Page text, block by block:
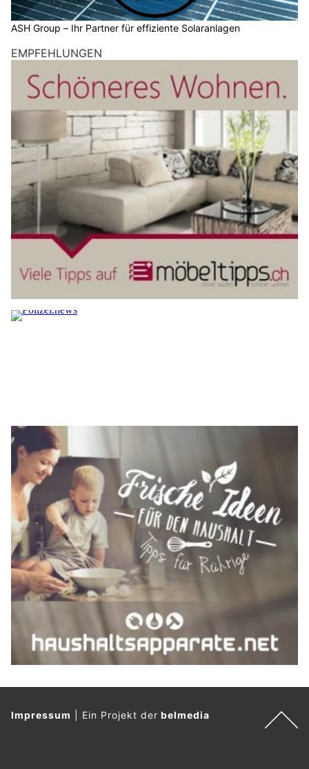
ASH Group – Ihr Partner für effiziente Solaranlagen
EMPFEHLUNGEN
Impressum Ein Projekt derbelmedia